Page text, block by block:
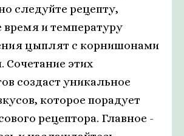
следуйте рецепту,
время и температуру
цыплят с корнишонами
Сочетание этих
создаст уникальное
которое порадует
рецептора. Главное -